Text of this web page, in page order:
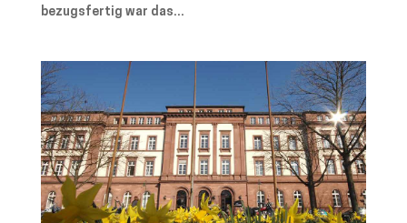
bezugsfertig war das...